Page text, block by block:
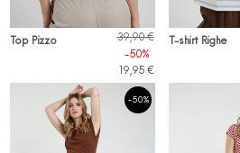
Top Pizzo
39,90 €
-50%
19,95 €
T-shirt Righe
-50%